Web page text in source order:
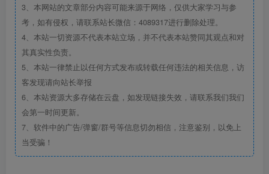
3、本网站的文章部分内容可能来源于网络，仅供大家学习与参
考，如有侵权，请联系站长微信：4089317进行删除处理。
4、本站一切资源不代表本站立场，并不代表本站赞同其观点和对
其真实性负责。
5、本站一律禁止以任何方式发布或转载任何违法的相关信息，访
客发现请向站长举报
6、本站资源大多存储在云盘，如发现链接失效，请联系我们我们
会第一时间更新。
7、软件中的广告/弹窗/群号等信息切勿相信，注意鉴别，以免上
当受骗！